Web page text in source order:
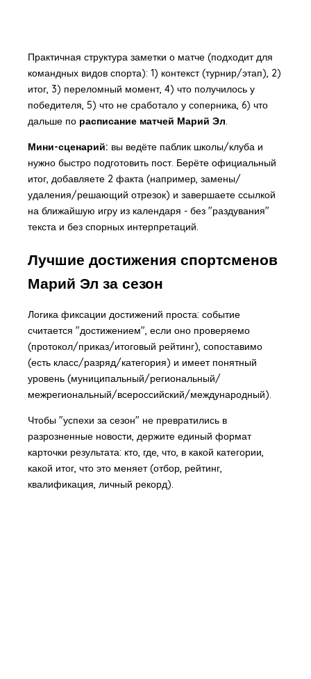
Практичная структура заметки о матче (подходит для
командных видов спорта): 1) контекст (турнир/этап), 2)
итог, 3) переломный момент, 4) что получилось у
победителя, 5) что не сработало у соперника, 6) что
дальше по расписание матчей Марий Эл.
Мини-сценарий: вы ведёте паблик школы/клуба и
нужно быстро подготовить пост. Берёте официальный
итог, добавляете 2 факта (например, замены/
удаления/решающий отрезок) и завершаете ссылкой
на ближайшую игру из календаря - без "раздувания"
текста и без спорных интерпретаций.
Лучшие достижения спортсменов
Марий Эл за сезон
Логика фиксации достижений проста: событие
считается "достижением", если оно проверяемо
(протокол/приказ/итоговый рейтинг), сопоставимо
(есть класс/разряд/категория) и имеет понятный
уровень (муниципальный/региональный/
межрегиональный/всероссийский/международный).
Чтобы "успехи за сезон" не превратились в
разрозненные новости, держите единый формат
карточки результата: кто, где, что, в какой категории,
какой итог, что это меняет (отбор, рейтинг,
квалификация, личный рекорд).